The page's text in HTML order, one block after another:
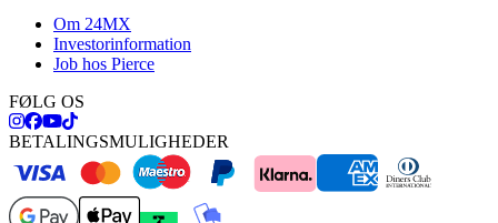
Om 24MX
Investorinformation
Job hos Pierce
FØLG OS
BETALINGSMULIGHEDER